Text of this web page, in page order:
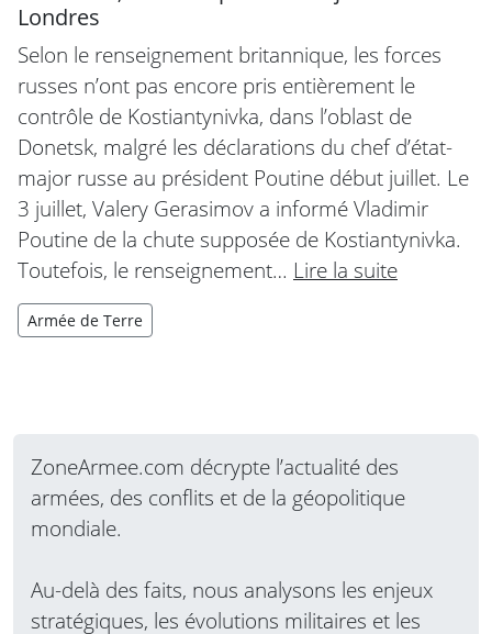
Londres
Selon le renseignement britannique, les forces
russes n’ont pas encore pris entièrement le
contrôle de Kostiantynivka, dans l’oblast de
Donetsk, malgré les déclarations du chef d’état-
major russe au président Poutine début juillet. Le
3 juillet, Valery Gerasimov a informé Vladimir
Poutine de la chute supposée de Kostiantynivka.
Toutefois, le renseignement… Lire la suite
Armée de Terre
ZoneArmee.com décrypte l’actualité des
armées, des conflits et de la géopolitique
mondiale.
Au-delà des faits, nous analysons les enjeux
stratégiques, les évolutions militaires et les